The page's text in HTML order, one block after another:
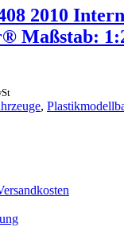
2010
Maßstab:
,